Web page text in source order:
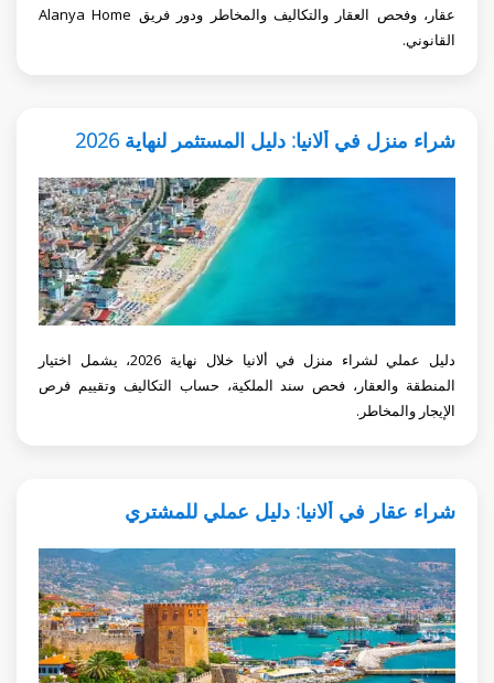
عقار، وفحص العقار والتكاليف والمخاطر ودور فريق Alanya Home
القانوني.
شراء منزل في ألانيا: دليل المستثمر لنهاية 2026
دليل عملي لشراء منزل في ألانيا خلال نهاية 2026، يشمل اختيار
المنطقة والعقار، فحص سند الملكية، حساب التكاليف وتقييم فرص
الإيجار والمخاطر.
شراء عقار في ألانيا: دليل عملي للمشتري